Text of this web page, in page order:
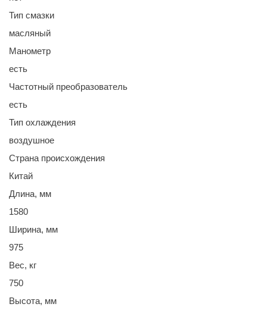
Тип смазки
масляный
Манометр
есть
Частотный преобразователь
есть
Тип охлаждения
воздушное
Страна происхождения
Китай
Длина, мм
1580
Ширина, мм
975
Вес, кг
750
Высота, мм